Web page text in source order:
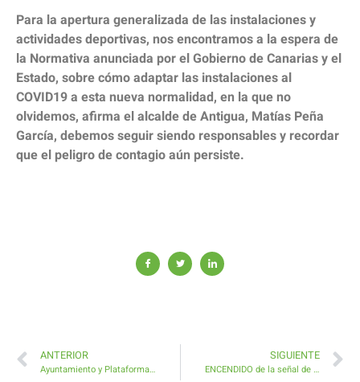
Para la apertura generalizada de las instalaciones y
actividades deportivas, nos encontramos a la espera de
la Normativa anunciada por el Gobierno de Canarias y el
Estado, sobre cómo adaptar las instalaciones al
COVID19 a esta nueva normalidad, en la que no
olvidemos, afirma el alcalde de Antigua, Matías Peña
García, debemos seguir siendo responsables y recordar
que el peligro de contagio aún persiste.
ANTERIOR
Ayuntamiento y Plataforma Vecinal colaboran en las mejoras de la 2ª y 3ª Fase de El Castillo
SIGUIENTE
ENCENDIDO de la señal de TV en Caleta de Fuste, Montaña Blanca y Monte Castillo